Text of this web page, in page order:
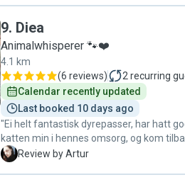
ønsker Malvina som kattepasser. "
9. Diea
Animalwhisperer 🐾❤️
4.1 km
(6 reviews) 2 recurring
Calendar recently updated
Last booked 10 days ago
"Ei helt fantastisk dyrepasser, har hatt
katten min i hennes omsorg, og kom
kjempe glad og fornøyd katt. kunne aldri
A Review by Artur